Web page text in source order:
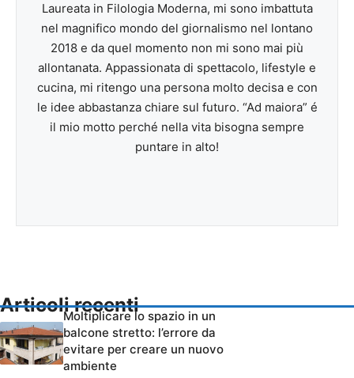
Laureata in Filologia Moderna, mi sono imbattuta
nel magnifico mondo del giornalismo nel lontano
2018 e da quel momento non mi sono mai più
allontanata. Appassionata di spettacolo, lifestyle e
cucina, mi ritengo una persona molto decisa e con
le idee abbastanza chiare sul futuro. “Ad maiora” é
il mio motto perché nella vita bisogna sempre
puntare in alto!
Articoli recenti
Moltiplicare lo spazio in un
balcone stretto: l’errore da
evitare per creare un nuovo
ambiente